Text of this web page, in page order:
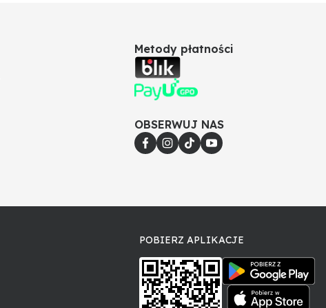
Metody płatności
OBSERWUJ NAS
POBIERZ APLIKACJE